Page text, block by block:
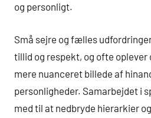
og personligt.
Små sejre og fælles
tillid og respekt, og ofte
mere nuanceret billede af
personligheder. Samarbejdet i
med til at nedbryde hierarkier